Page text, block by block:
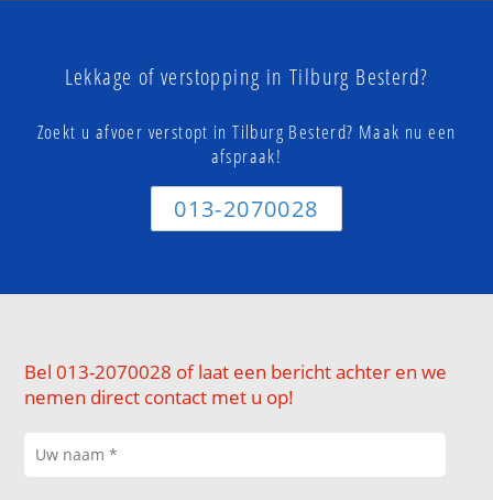
Lekkage of verstopping in Tilburg Besterd?
Zoekt u afvoer verstopt in Tilburg Besterd? Maak nu een
afspraak!
013-2070028
Bel 013-2070028 of laat een bericht achter en we
nemen direct contact met u op!